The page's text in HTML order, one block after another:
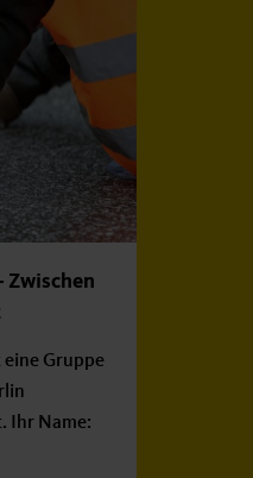
Zwischen
eine Gruppe
Ihr Name: